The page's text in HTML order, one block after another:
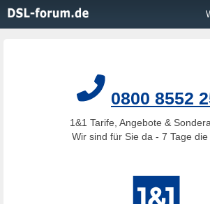
0800 8552
1&1 Tarife, Angebote &
Wir sind für Sie da - 7 Tage die